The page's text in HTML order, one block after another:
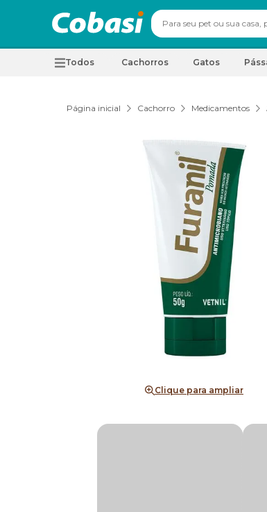
Todos Cachorros Gatos
Página inicial Cachorro Medicamentos
Clique para ampliar